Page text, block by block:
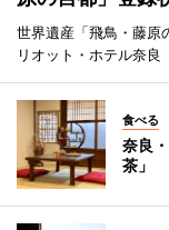
世界遺産「飛鳥・藤原
リオット・ホテル奈良
食べる
奈良
茶」